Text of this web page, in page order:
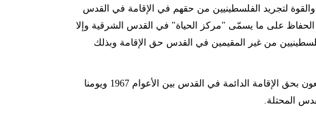
لتجريد الفلسطينيين من حقهم في الإقامة في القدس
الحفاظ على ما يسمّى "مركز الحياة" في القدس الشرقية وإلا
من غير المقيمين في القدس حق الإقامة وبذلك
صادرت سلطات الاحتلال الإسرائيلية نحو 14،600 بطاقة هوية من المقدسيين الذي يتمتعون بحق الإقامة الدائمة في القدس بين الأعوام 1967 ويومنا
.